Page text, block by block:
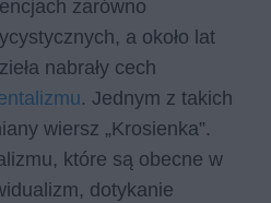
zarówno
a około lat
nabrały cech
. Jednym z takich
wiersz „Krosienka”.
które są obecne w
dotykanie